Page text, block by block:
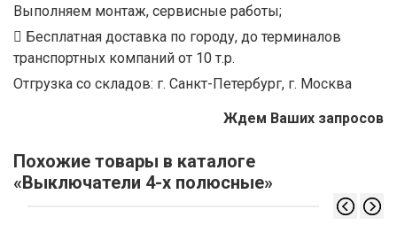
Выполняем монтаж, сервисные работы;
Бесплатная доставка по городу, до терминалов
транспортных компаний от 10 т.р.
Отгрузка со складов: г. Санкт-Петербург, г. Москва
Ждем Ваших запросов
Похожие товары в каталоге
«Выключатели 4-х полюсные»